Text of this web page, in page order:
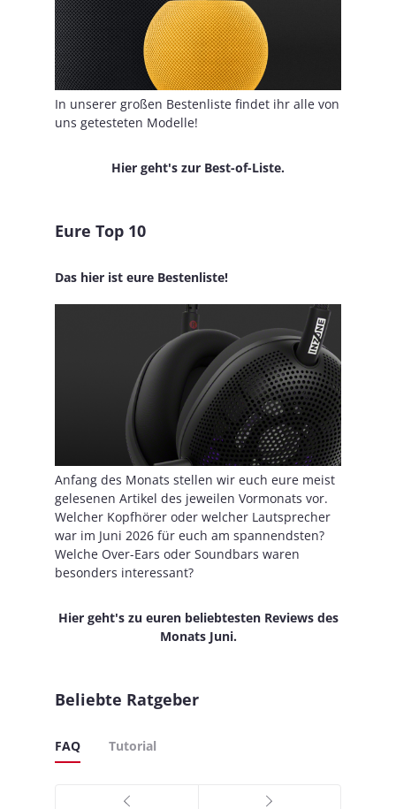
In unserer großen Bestenliste findet ihr alle von
uns getesteten Modelle!
Hier geht's zur Best-of-Liste.
Eure Top 10
Das hier ist eure Bestenliste!
Anfang des Monats stellen wir euch eure meist
gelesenen Artikel des jeweilen Vormonats vor.
Welcher Kopfhörer oder welcher Lautsprecher
war im Juni 2026 für euch am spannendsten?
Welche Over-Ears oder Soundbars waren
besonders interessant?
Hier geht's zu euren beliebtesten Reviews des
Monats Juni.
Beliebte Ratgeber
FAQ Tutorial